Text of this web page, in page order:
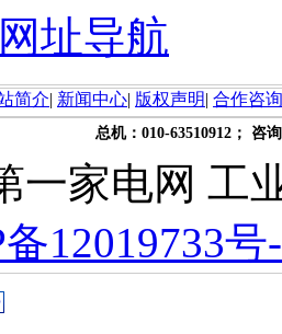
址导航
简介| 新闻中心| 版权声明| 合作咨询
总机：010-63510912； 咨
一家电网 工
12019733号